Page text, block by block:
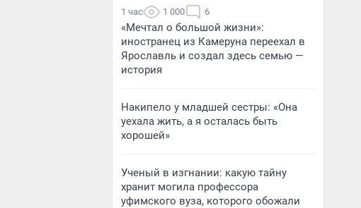
1 час 1 000 6
«Мечтал о большой жизни»:
иностранец из Камеруна переехал в
Ярославль и создал здесь семью —
история
Накипело у младшей сестры: «Она
уехала жить, а я осталась быть
хорошей»
Ученый в изгнании: какую тайну
хранит могила профессора
уфимского вуза, которого обожали